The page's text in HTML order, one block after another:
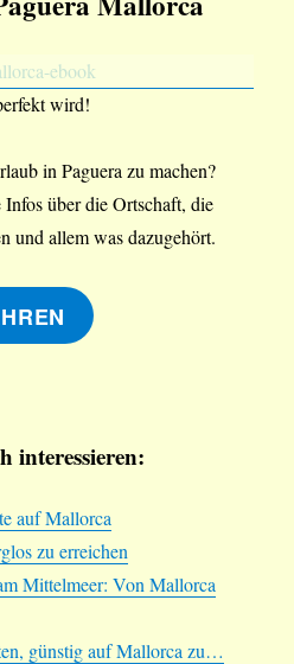
wird!
in Paguera zu machen?
über die Ortschaft, die
und allem was dazugehört.
interessieren:
auf Mallorca
zu erreichen
Mittelmeer: Von Mallorca
günstig auf Mallorca zu…